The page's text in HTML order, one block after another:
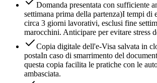
Domanda presentata con sufficiente
settimana prima della partenza)I tempi di
circa 3 giorni lavorativi, esclusi fine
marocchini. Anticipare per evitare stress
Copia digitale dell'e-Visa salvata in
postaIn caso di smarrimento del
questa copia facilita le pratiche con le
ambasciata.